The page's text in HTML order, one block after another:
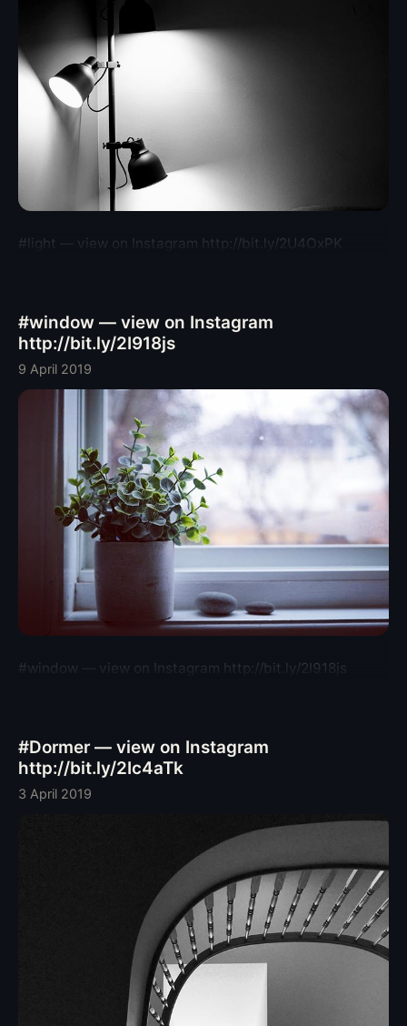
#light — view on Instagram http://bit.ly/2U4OxPK
#window — view on Instagram
http://bit.ly/2I918js
9 April 2019
#window — view on Instagram http://bit.ly/2I918js
#Dormer — view on Instagram
http://bit.ly/2Ic4aTk
3 April 2019